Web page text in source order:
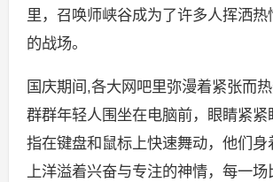
里，召唤师峡谷成为了许多人挥洒热
的战场。
国庆期间,各大网吧里弥漫着紧张而
群群年轻人围坐在电脑前，眼睛紧紧
指在键盘和鼠标上快速舞动，他们身
上洋溢着兴奋与专注的神情，每一场